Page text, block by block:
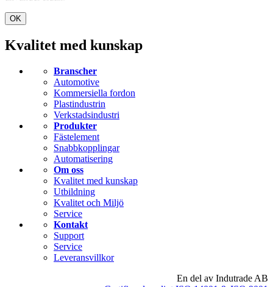
OK
Kvalitet med kunskap
Branscher
Automotive
Kommersiella fordon
Plastindustrin
Verkstadsindustri
Produkter
Fästelement
Snabbkopplingar
Automatisering
Om oss
Kvalitet med kunskap
Utbildning
Kvalitet och Miljö
Service
Kontakt
Support
Service
Leveransvillkor
En del av Indutrade AB